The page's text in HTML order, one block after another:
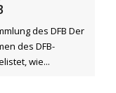
des DFB Der
des DFB-
wie...